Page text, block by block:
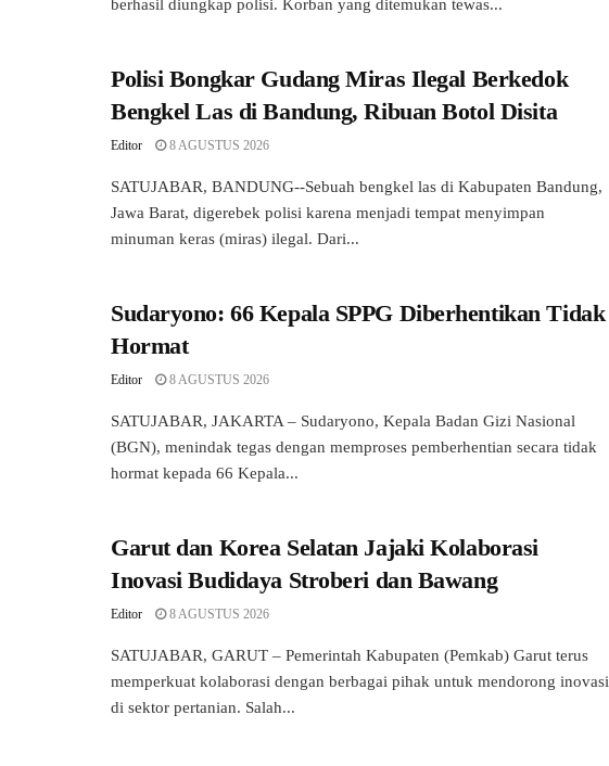
berhasil diungkap polisi. Korban yang ditemukan tewas...
Polisi Bongkar Gudang Miras Ilegal Berkedok
Bengkel Las di Bandung, Ribuan Botol Disita
Editor 8 AGUSTUS 2026
SATUJABAR, BANDUNG--Sebuah bengkel las di Kabupaten Bandung,
Jawa Barat, digerebek polisi karena menjadi tempat menyimpan
minuman keras (miras) ilegal. Dari...
Sudaryono: 66 Kepala SPPG Diberhentikan Tidak
Hormat
Editor 8 AGUSTUS 2026
SATUJABAR, JAKARTA – Sudaryono, Kepala Badan Gizi Nasional
(BGN), menindak tegas dengan memproses pemberhentian secara tidak
hormat kepada 66 Kepala...
Garut dan Korea Selatan Jajaki Kolaborasi
Inovasi Budidaya Stroberi dan Bawang
Editor 8 AGUSTUS 2026
SATUJABAR, GARUT – Pemerintah Kabupaten (Pemkab) Garut terus
memperkuat kolaborasi dengan berbagai pihak untuk mendorong inovasi
di sektor pertanian. Salah...